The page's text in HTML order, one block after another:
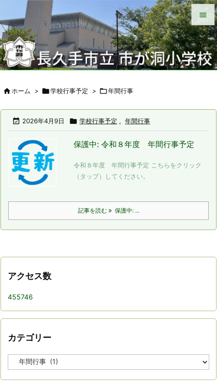


メニュ

サイド


ホーム > 学校行事予定 > 年間行事
 2026年4月9日  学校行事予定 , 年間行事
保護中: 令和８年度 年間行事予定
令和８年度 年間行事予定 こちらをクリック
（タップ）してください。
記事を読む 保護中: ...
アクセス数
455746
カテゴリー
テ